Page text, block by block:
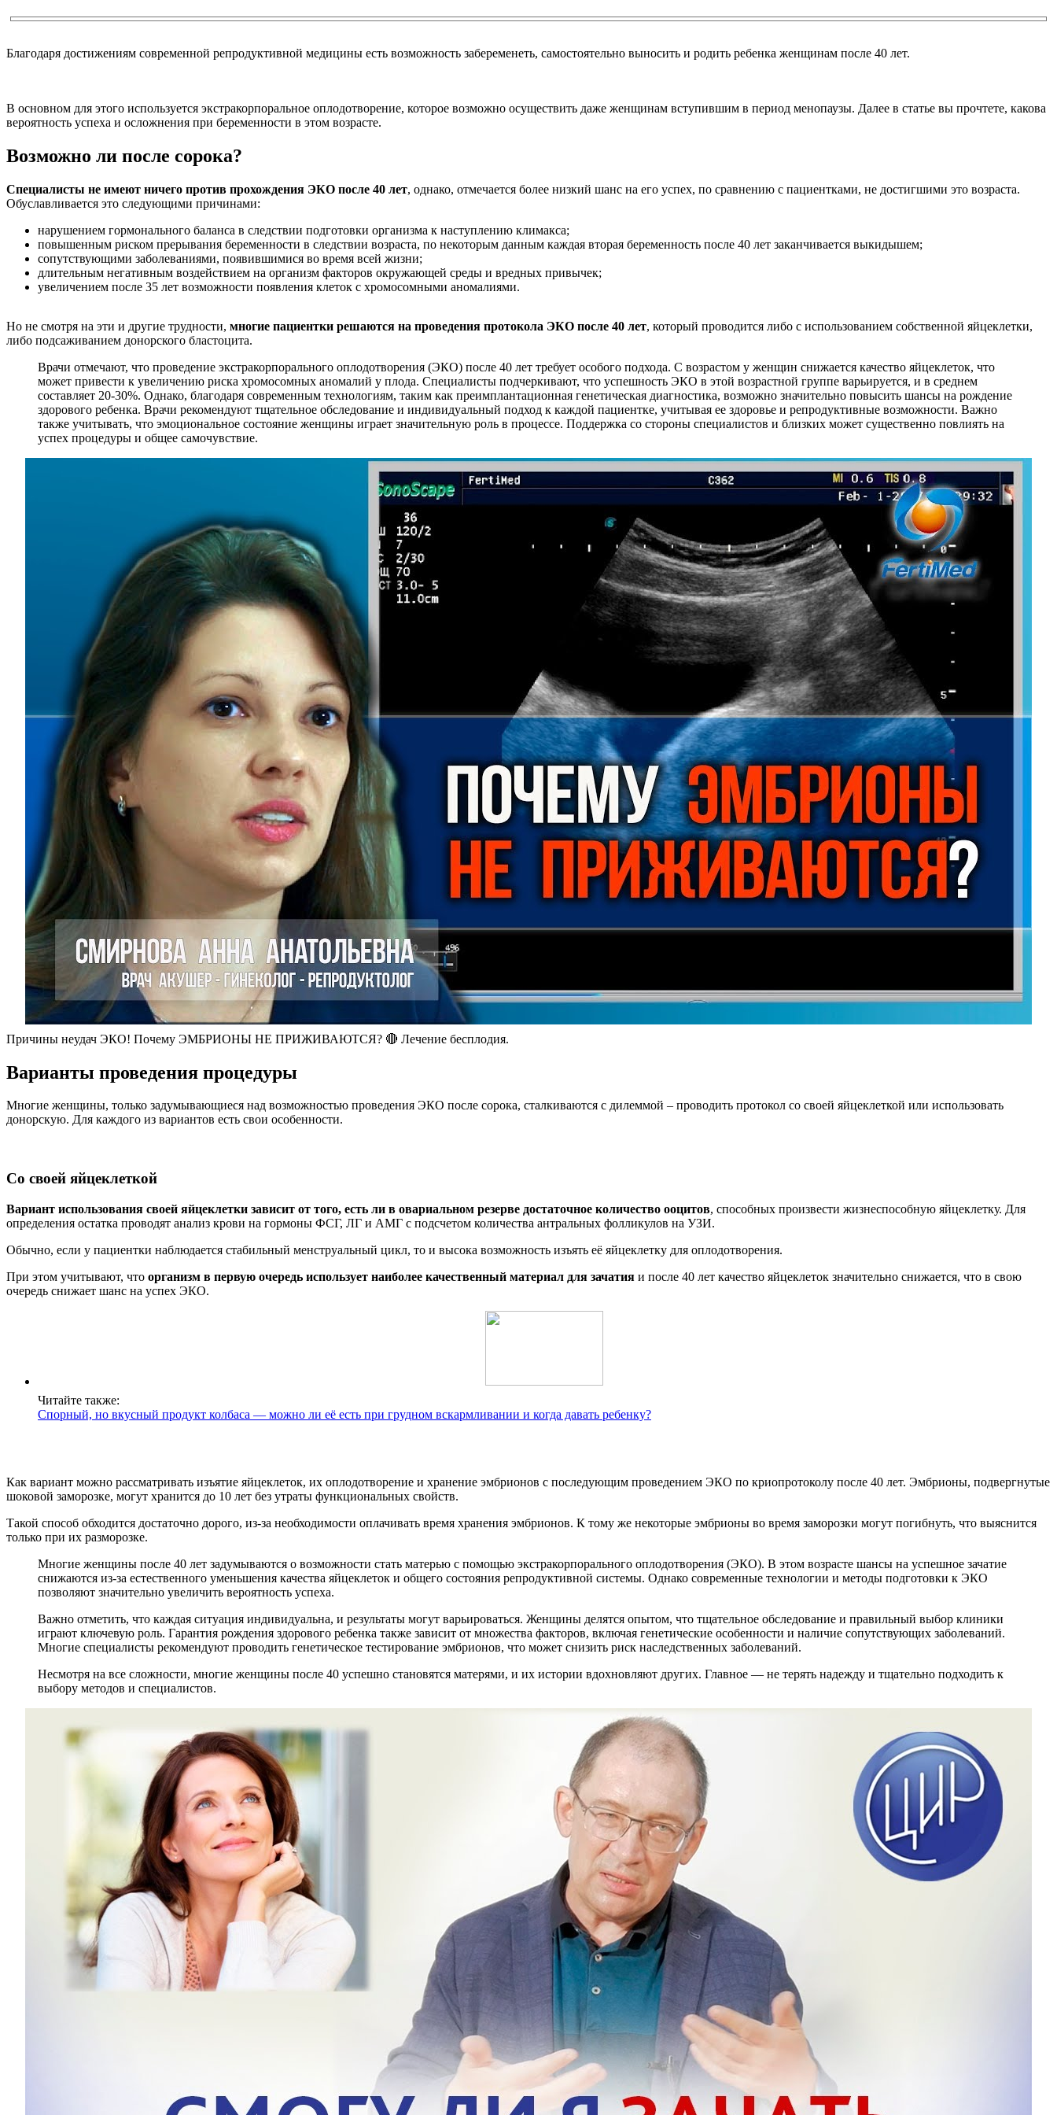
Благодаря достижениям современной репродуктивной медицины есть возможность забеременеть, самостоятельно выносить и родить ребенка женщинам после 40 лет.
В основном для этого используется экстракорпоральное оплодотворение, которое возможно осуществить даже женщинам вступившим в период менопаузы. Далее в статье вы прочтете, какова
вероятность успеха и осложнения при беременности в этом возрасте.
Возможно ли после сорока?
Специалисты не имеют ничего против прохождения ЭКО после 40 лет, однако, отмечается более низкий шанс на его успех, по сравнению с пациентками, не достигшими это возраста.
Обуславливается это следующими причинами:
нарушением гормонального баланса в следствии подготовки организма к наступлению климакса;
повышенным риском прерывания беременности в следствии возраста, по некоторым данным каждая вторая беременность после 40 лет заканчивается выкидышем;
сопутствующими заболеваниями, появившимися во время всей жизни;
длительным негативным воздействием на организм факторов окружающей среды и вредных привычек;
увеличением после 35 лет возможности появления клеток с хромосомными аномалиями.
Но не смотря на эти и другие трудности, многие пациентки решаются на проведения протокола ЭКО после 40 лет, который проводится либо с использованием собственной яйцеклетки,
либо подсаживанием донорского бластоцита.
Врачи отмечают, что проведение экстракорпорального оплодотворения (ЭКО) после 40 лет требует особого подхода. С возрастом у женщин снижается качество яйцеклеток, что
может привести к увеличению риска хромосомных аномалий у плода. Специалисты подчеркивают, что успешность ЭКО в этой возрастной группе варьируется, и в среднем
составляет 20-30%. Однако, благодаря современным технологиям, таким как преимплантационная генетическая диагностика, возможно значительно повысить шансы на рождение
здорового ребенка. Врачи рекомендуют тщательное обследование и индивидуальный подход к каждой пациентке, учитывая ее здоровье и репродуктивные возможности. Важно
также учитывать, что эмоциональное состояние женщины играет значительную роль в процессе. Поддержка со стороны специалистов и близких может существенно повлиять на
успех процедуры и общее самочувствие.
Причины неудач ЭКО! Почему ЭМБРИОНЫ НЕ ПРИЖИВАЮТСЯ? 🔴 Лечение бесплодия.
Варианты проведения процедуры
Многие женщины, только задумывающиеся над возможностью проведения ЭКО после сорока, сталкиваются с дилеммой – проводить протокол со своей яйцеклеткой или использовать
донорскую. Для каждого из вариантов есть свои особенности.
Со своей яйцеклеткой
Вариант использования своей яйцеклетки зависит от того, есть ли в овариальном резерве достаточное количество ооцитов, способных произвести жизнеспособную яйцеклетку. Для
определения остатка проводят анализ крови на гормоны ФСГ, ЛГ и АМГ с подсчетом количества антральных фолликулов на УЗИ.
Обычно, если у пациентки наблюдается стабильный менструальный цикл, то и высока возможность изъять её яйцеклетку для оплодотворения.
При этом учитывают, что организм в первую очередь использует наиболее качественный материал для зачатия и после 40 лет качество яйцеклеток значительно снижается, что в свою
очередь снижает шанс на успех ЭКО.
Читайте также:
Спорный, но вкусный продукт колбаса — можно ли её есть при грудном вскармливании и когда давать ребенку?
Как вариант можно рассматривать изъятие яйцеклеток, их оплодотворение и хранение эмбрионов с последующим проведением ЭКО по криопротоколу после 40 лет. Эмбрионы, подвергнутые
шоковой заморозке, могут хранится до 10 лет без утраты функциональных свойств.
Такой способ обходится достаточно дорого, из-за необходимости оплачивать время хранения эмбрионов. К тому же некоторые эмбрионы во время заморозки могут погибнуть, что выяснится
только при их разморозке.
Многие женщины после 40 лет задумываются о возможности стать матерью с помощью экстракорпорального оплодотворения (ЭКО). В этом возрасте шансы на успешное зачатие
снижаются из-за естественного уменьшения качества яйцеклеток и общего состояния репродуктивной системы. Однако современные технологии и методы подготовки к ЭКО
позволяют значительно увеличить вероятность успеха.
Важно отметить, что каждая ситуация индивидуальна, и результаты могут варьироваться. Женщины делятся опытом, что тщательное обследование и правильный выбор клиники
играют ключевую роль. Гарантия рождения здорового ребенка также зависит от множества факторов, включая генетические особенности и наличие сопутствующих заболеваний.
Многие специалисты рекомендуют проводить генетическое тестирование эмбрионов, что может снизить риск наследственных заболеваний.
Несмотря на все сложности, многие женщины после 40 успешно становятся матерями, и их истории вдохновляют других. Главное — не терять надежду и тщательно подходить к
выбору методов и специалистов.